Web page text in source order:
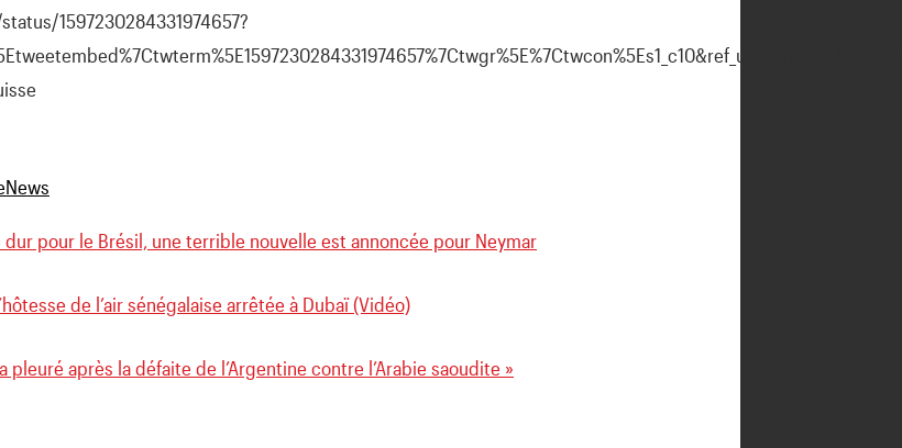
1597230284331974657?
dur pour le Brésil, une terrible nouvelle est annoncée pour Neymar
de l’air sénégalaise arrêtée à Dubaï (Vidéo)
pleuré après la défaite de l’Argentine contre l’Arabie saoudite »